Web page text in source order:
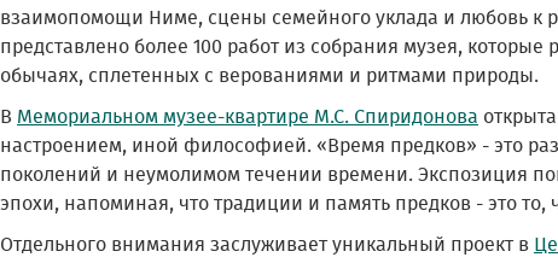
взаимопомощи Ниме, сцены семейного уклада и любовь к
представлено более 100 работ из собрания музея,
обычаях, сплетенных с верованиями и ритмами природы.
В Мемориальном музее-квартире М.С. Спиридонова
настроением, иной философией. «Время предков» - это
поколений и неумолимом течении времени. Экспозиция
эпохи, напоминая, что традиции и память предков - это то,
Отдельного внимания заслуживает уникальный проект в